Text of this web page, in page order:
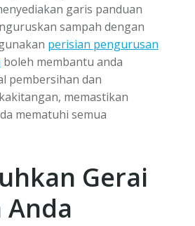
garis panduan
sampah dengan
perisian pengurusan
boleh membantu anda
pembersihan dan
memastikan
mematuhi semua
Gerai
Anda